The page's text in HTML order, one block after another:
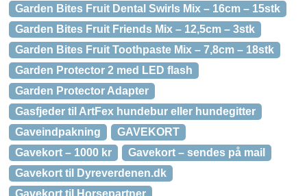
Garden Bites Fruit Dental Swirls Mix – 16cm – 15stk
Garden Bites Fruit Friends Mix – 12,5cm – 3stk
Garden Bites Fruit Toothpaste Mix – 7,8cm – 18stk
Garden Protector 2 med LED flash
Garden Protector Adapter
Gasfjeder til ArtFex hundebur eller hundegitter
Gaveindpakning
GAVEKORT
Gavekort – 1000 kr
Gavekort – sendes på mail
Gavekort til Dyreverdenen.dk
Gavekort til Horsepartner